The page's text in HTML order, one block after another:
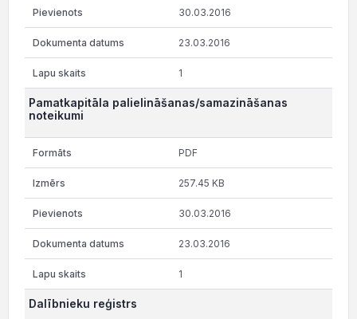
30.03.2016
23.03.2016
1
Pamatkapitāla palielināšanas/samazināšanas
noteikumi
PDF
257.45 KB
30.03.2016
23.03.2016
1
Dalībnieku reģistrs